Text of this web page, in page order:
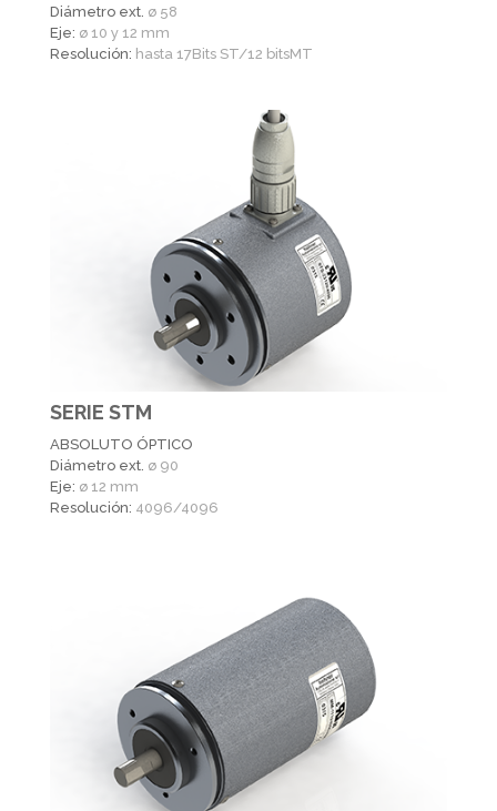
Diámetro ext. ø 58
Eje: ø 10 y 12 mm
Resolución: hasta 17Bits ST/12 bitsMT
SERIE STM
ABSOLUTO ÓPTICO
Diámetro ext. ø 90
Eje: ø 12 mm
Resolución: 4096/4096